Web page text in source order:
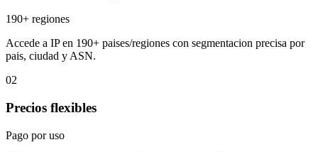
190+ regiones
Accede a IP en 190+ paises/regiones con segmentacion precisa por
pais, ciudad y ASN.
02
Precios flexibles
Pago por uso